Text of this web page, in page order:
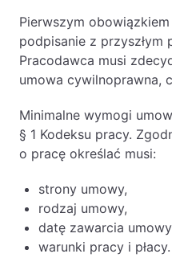
Bieżące doradztwo
branży IT
Doradztwo
Modelowanie i
Przekształcenia spółek
Przygotowywanie
międzynarodowym
Rejestracja spółek
Pierwszym
podpisanie z przyszłym
Pracodawca musi
umowa cywilnoprawna,
Minimalne wymogi
§ 1 Kodeksu pracy.
o pracę określać musi:
strony umowy,
rodzaj umowy,
datę zawarcia
warunki pracy i płacy.